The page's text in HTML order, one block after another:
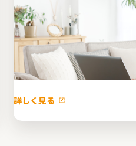
詳しく見る